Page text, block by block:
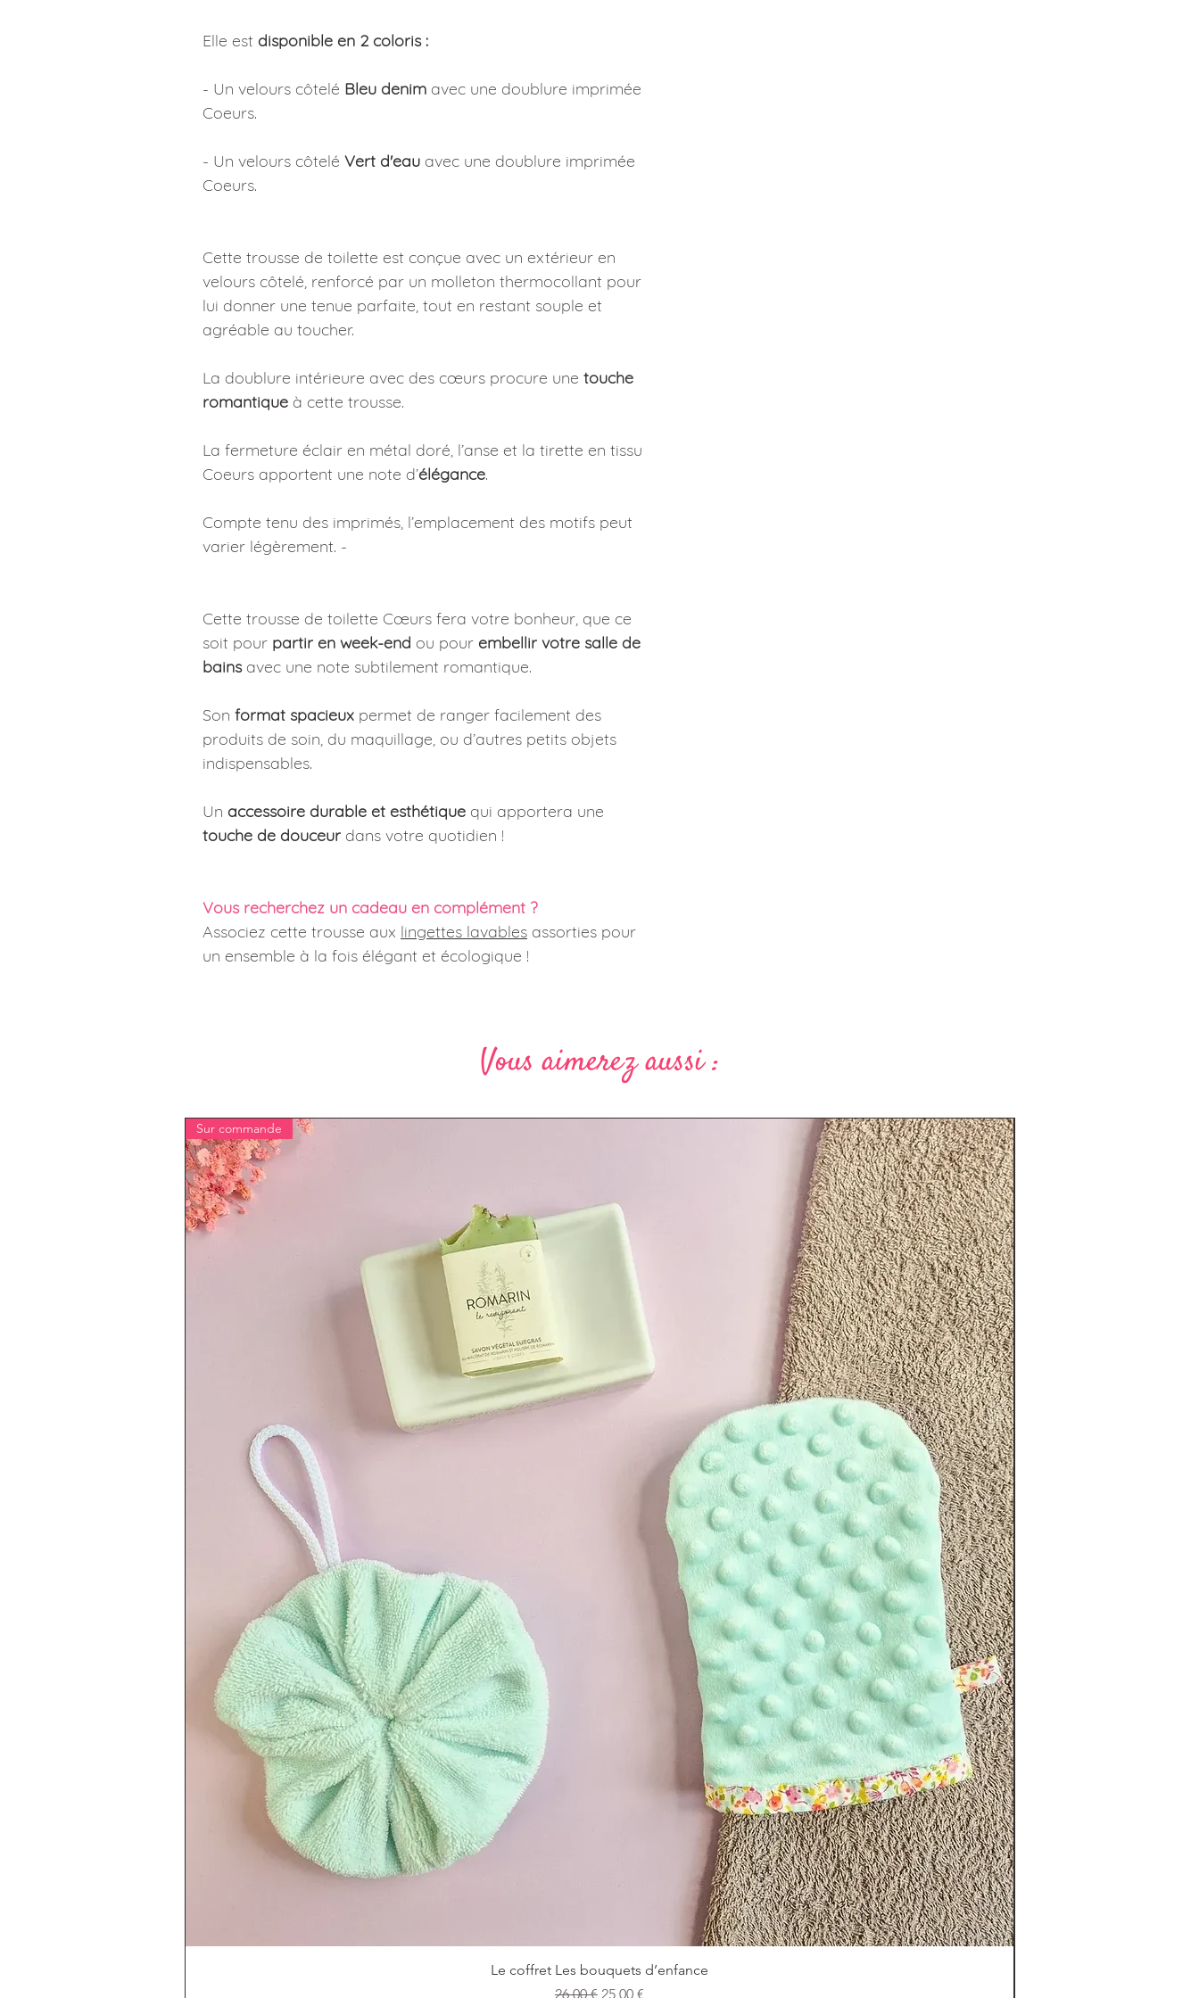
Elle est disponible en 2 coloris :
- Un velours côtelé Bleu denim avec une doublure imprimée
Coeurs.
- Un velours côtelé Vert d'eau avec une doublure imprimée
Coeurs.
Cette trousse de toilette est conçue avec un extérieur en
velours côtelé, renforcé par un molleton thermocollant pour
lui donner une tenue parfaite, tout en restant souple et
agréable au toucher.
La doublure intérieure avec des cœurs procure une touche
romantique à cette trousse.
La fermeture éclair en métal doré, l’anse et la tirette en tissu
Coeurs apportent une note d’élégance.
Compte tenu des imprimés, l’emplacement des motifs peut
varier légèrement. -
Cette trousse de toilette Cœurs fera votre bonheur, que ce
soit pour partir en week-end ou pour embellir votre salle de
bains avec une note subtilement romantique.
Son format spacieux permet de ranger facilement des
produits de soin, du maquillage, ou d’autres petits objets
indispensables.
Un accessoire durable et esthétique qui apportera une
touche de douceur dans votre quotidien !
Vous recherchez un cadeau en complément ?
Associez cette trousse aux lingettes lavables assorties pour
un ensemble à la fois élégant et écologique !
Vous aimerez aussi :
Aperçu rapide
Sur commande
Le coffret Les bouquets d’enfance
Prix original
26,00 € Prix promotionnel
25,00 €